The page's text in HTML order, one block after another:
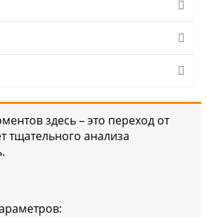
здесь – это переход от
тщательного анализа